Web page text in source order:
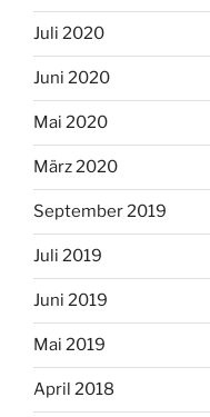
Juli 2020
Juni 2020
Mai 2020
März 2020
September 2019
Juli 2019
Juni 2019
Mai 2019
April 2018